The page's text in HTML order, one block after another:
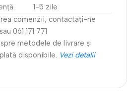
1-5 zile
comenzii, contactați-ne
061 171 771
metodele de livrare și
disponibile. Vezi detalii